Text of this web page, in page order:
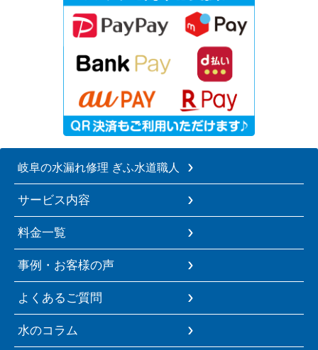
岐阜の水漏れ修理 ぎふ水道職人
サービス内容
料金一覧
事例・お客様の声
よくあるご質問
水のコラム